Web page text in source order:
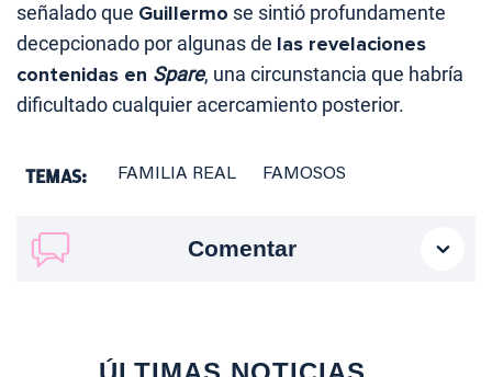
señalado que Guillermo se sintió profundamente
decepcionado por algunas de las revelaciones
contenidas en Spare, una circunstancia que habría
dificultado cualquier acercamiento posterior.
TEMAS: FAMILIA REAL FAMOSOS
Comentar